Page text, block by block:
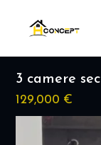
3 camere
129,000 €